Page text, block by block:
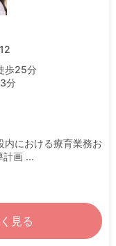
歩25分
分
内における療育業務お
計画 ...
見る